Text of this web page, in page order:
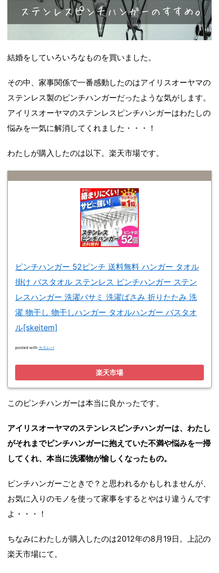
結婚をしていろいろなものを買いました。
その中、家事関係で一番感動したのはアイリスオーヤマの
ステンレス製のピンチハンガーだったような気がします。
アイリスオーヤマのステンレスピンチハンガーはわたしの
悩みを一気に解消してくれました・・・！
わたしが購入したのは以下。楽天市場です。
ピンチハンガー 52ピンチ 送料無料 ハンガー タオル
掛け バスタオル ステンレス ピンチハンガー ステン
レスハンガー 洗濯バサミ 洗濯ばさみ 折りたたみ 洗
濯 物干し 物干しハンガー タオルハンガー バスタオ
ル[skeitem]
posted with カエレバ
楽天市場
このピンチハンガーは本当に良かったです。
アイリスオーヤマのステンレスピンチハンガーは、わたし
がそれまでピンチハンガーに抱えていた不満や悩みを一掃
してくれ、本当に洗濯物が愉しくなったもの。
ピンチハンガーごときで？と思われるかもしれませんが、
お気に入りのモノを使って家事をするとやはり違うんです
よ・・・！
ちなみにわたしが購入したのは2012年の8月19日。上記の
楽天市場にて。